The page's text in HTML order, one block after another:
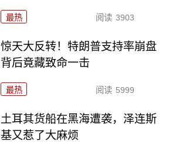
最热 阅读 3903
惊天大反转！特朗普支持率崩盘
背后竟藏致命一击
最热 阅读 5999
土耳其货船在黑海遭袭，泽连斯
基又惹了大麻烦